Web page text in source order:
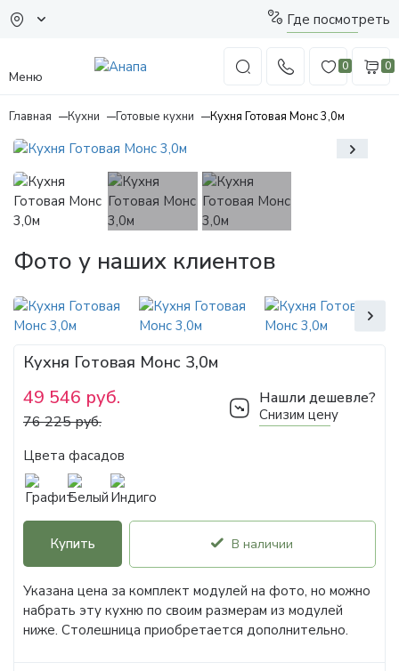
Где посмотреть
Меню
0 0
Главная Кухни Готовые кухни Кухня Готовая Монс 3,0м
Кухня Готовая Монс 3,0м
49 546 руб.
76 225 руб.
Нашли дешевле?
Снизим цену
Цвета фасадов
Купить В наличии
Указана цена за комплект модулей на фото, но можно
набрать эту кухню по своим размерам из модулей
ниже. Столешница приобретается дополнительно.
Фото у наших клиентов